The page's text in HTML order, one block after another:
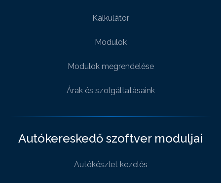
Kalkulátor
Modulok
Modulok megrendelése
Árak és szolgáltatásaink
Autókereskedő szoftver moduljai
Autókészlet kezelés